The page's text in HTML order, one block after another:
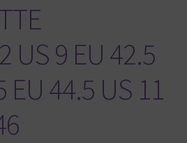
US 9 EU 42.5
EU 44.5 US 11